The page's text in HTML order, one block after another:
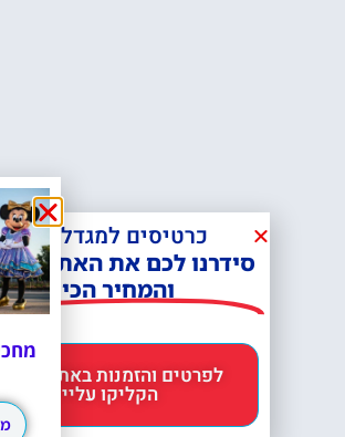
כרטיסים למגדל
סידרנו לכם את האתר הכי
והמחיר הכי זול!
הקליקו עליי 😊